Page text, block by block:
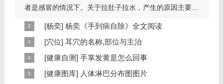
者是感冒的情况下。关于拉肚子拉水，产生的原因主要是
[杨奕] 杨奕《手到病自除》全文阅读
本页提供杨奕手到病自除全文阅读。包括完整目录、共计
6大章，66个小节的详细内容。涉及到全身的各个反射
区，以及自然疗法、反射区疗法、食疗等。另外...
[穴位] 耳穴的名称,部位与主治
耳穴在耳郭的分布有一定规律，耳穴在耳郭的分布犹如一
个倒置在子宫内的胎儿，头部朝下，臀部朝上。其分布的
规律是，与面颊相应的穴位在耳垂；与上肢相...
[健康自测] 手掌发黄是怎么回事
手掌发黄，一般是血管内血液不充盈或是皮肤营养不良的
[健康图库] 人体淋巴分布图图片